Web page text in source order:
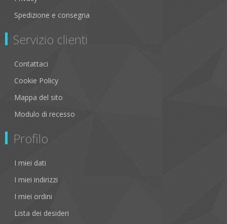
Spedizione e consegna
Servizio clienti
Contattaci
Cookie Policy
Mappa del sito
Modulo di recesso
Profilo
I miei dati
I miei indirizzi
I miei ordini
Lista dei desideri